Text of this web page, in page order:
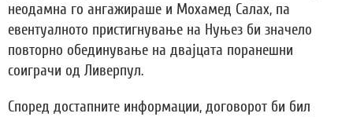
неодамна го ангажираше и Мохамед Салах, па
евентуалното пристигнување на Нуњез би значело
повторно обединување на двајцата поранешни
соиграчи од Ливерпул.
Според достапните информации, договорот би бил